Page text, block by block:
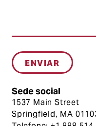
Sede social
1537 Main Street
Springfield, MA